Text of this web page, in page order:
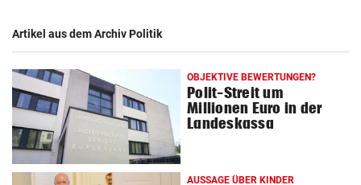
Suchbegriff
eingeben
© Krone Multimedia GmbH & Co KG 2026
Muthgasse 2, 1190 Wien
Artikel aus dem Archiv Politik
OBJEKTIVE BEWERTUNGEN?
Polit-Streit um
Millionen Euro in der
Landeskassa
AUSSAGE ÜBER KINDER